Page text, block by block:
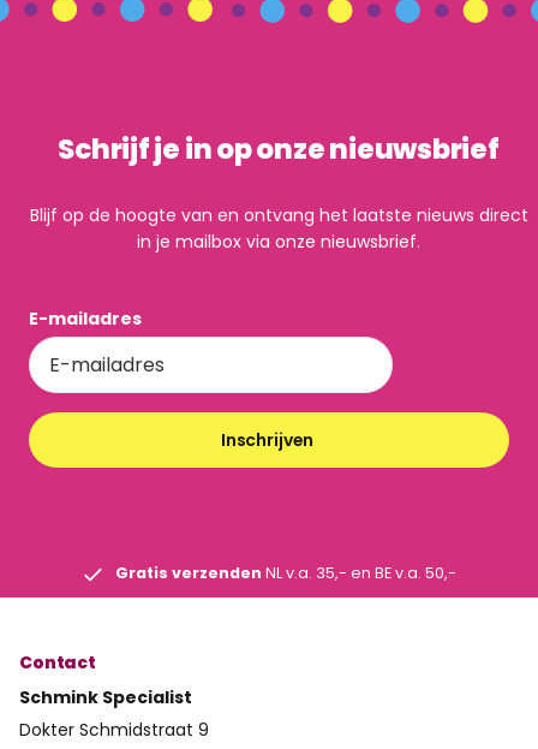
Schrijf je in op onze nieuwsbrief
Blijf op de hoogte van en ontvang het laatste nieuws direct
in je mailbox via onze nieuwsbrief.
E-mailadres
Inschrijven
Gratis verzenden NL v.a. 35,- en BE v.a. 50,-
Contact
Schmink Specialist
Dokter Schmidstraat 9